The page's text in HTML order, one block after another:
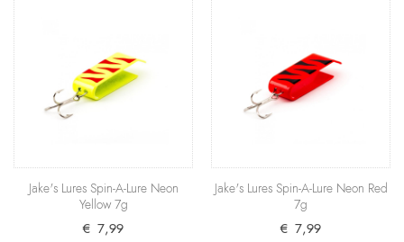
+ Warenkorb
Jake's Lures Spin-A-Lure Neon Yellow 7g
Bislang nur als 19 Gramm schweres Modell für den
Fang von Hechten, Huchen und Lachsen erhältlich,
€ 7,99
Jake's Lures Spin-A-Lure Neon
Yellow 7g
€ 7,99
Jake's Lures Spin-A-Lure Neon Red
7g
€ 7,99